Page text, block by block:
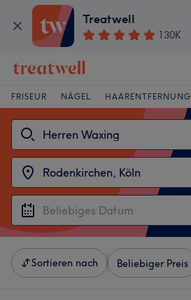
Treatwell
130K
FRISEUR NÄGEL HAARENTFERNUNG
Sortieren nach Beliebiger Preis